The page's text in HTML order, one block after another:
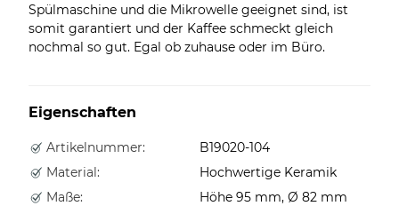
Spülmaschine und die Mikrowelle geeignet sind, ist
somit garantiert und der Kaffee schmeckt gleich
nochmal so gut. Egal ob zuhause oder im Büro.
Eigenschaften
Artikelnummer:
B19020-104
Material:
Hochwertige Keramik
Maße:
Höhe 95 mm, Ø 82 mm